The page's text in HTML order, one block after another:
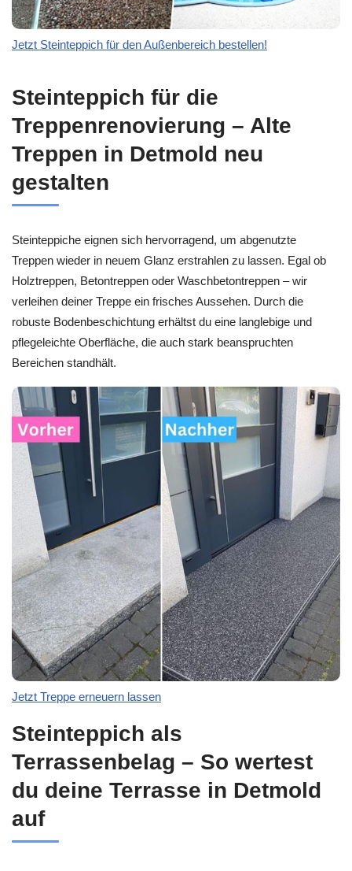
Jetzt Steinteppich für den Außenbereich bestellen!
Steinteppich für die
Treppenrenovierung – Alte
Treppen in Detmold neu
gestalten
Steinteppiche eignen sich hervorragend, um abgenutzte
Treppen wieder in neuem Glanz erstrahlen zu lassen. Egal ob
Holztreppen, Betontreppen oder Waschbetontreppen – wir
verleihen deiner Treppe ein frisches Aussehen. Durch die
robuste Bodenbeschichtung erhältst du eine langlebige und
pflegeleichte Oberfläche, die auch stark beanspruchten
Bereichen standhält.
Jetzt Treppe erneuern lassen
Steinteppich als
Terrassenbelag – So wertest
du deine Terrasse in Detmold
auf